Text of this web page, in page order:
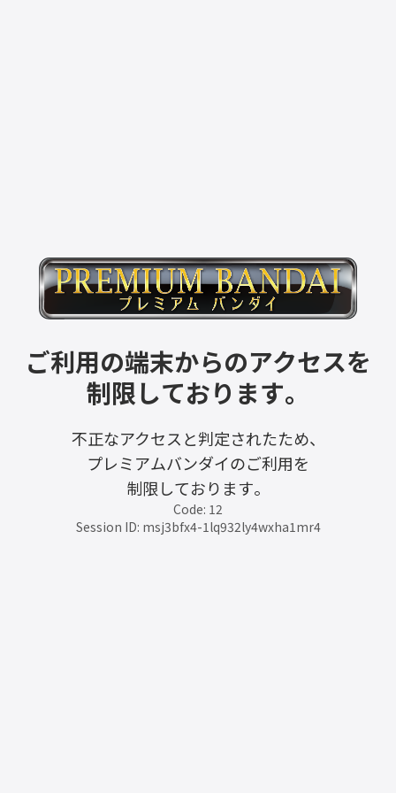
ご利用の端末からのアクセスを
制限しております。
不正なアクセスと判定されたため、
プレミアムバンダイのご利用を
制限しております。
Code: 12
Session ID: msj3bfx4-1lq932ly4wxha1mr4